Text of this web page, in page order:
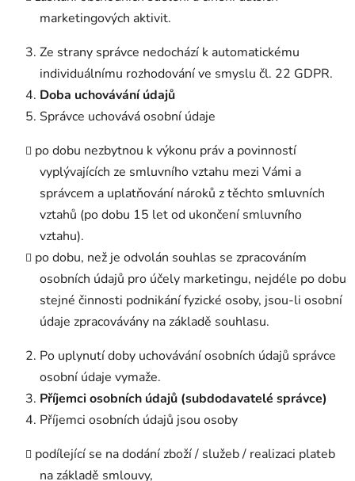
marketingových aktivit.
Ze strany správce nedochází k automatickému
individuálnímu rozhodování ve smyslu čl. 22 GDPR.
Doba uchovávání údajů
Správce uchovává osobní údaje
po dobu nezbytnou k výkonu práv a povinností
vyplývajících ze smluvního vztahu mezi Vámi a
správcem a uplatňování nároků z těchto smluvních
vztahů (po dobu 15 let od ukončení smluvního
vztahu).
po dobu, než je odvolán souhlas se zpracováním
osobních údajů pro účely marketingu, nejdéle po dobu
stejné činnosti podnikání fyzické osoby, jsou-li osobní
údaje zpracovávány na základě souhlasu.
Po uplynutí doby uchovávání osobních údajů správce
osobní údaje vymaže.
Příjemci osobních údajů (subdodavatelé správce)
Příjemci osobních údajů jsou osoby
podílející se na dodání zboží / služeb / realizaci plateb
na základě smlouvy,